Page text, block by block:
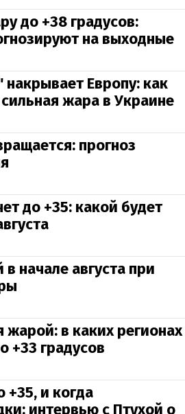
до +38 градусов:
на выходные
Европу: как
жара в Украине
прогноз
до +35: какой будет
начале августа при
в каких регионах
+33 градусов
+35, и когда
интервью с Птухой о